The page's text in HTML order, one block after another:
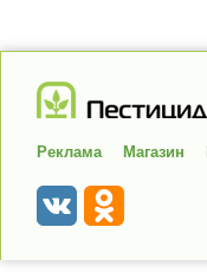
Реклама Магазин